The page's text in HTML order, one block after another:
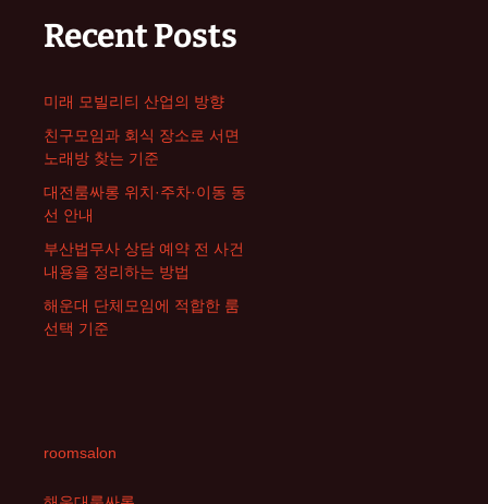
Recent Posts
미래 모빌리티 산업의 방향
친구모임과 회식 장소로 서면
노래방 찾는 기준
대전룸싸롱 위치·주차·이동 동
선 안내
부산법무사 상담 예약 전 사건
내용을 정리하는 방법
해운대 단체모임에 적합한 룸
선택 기준
roomsalon